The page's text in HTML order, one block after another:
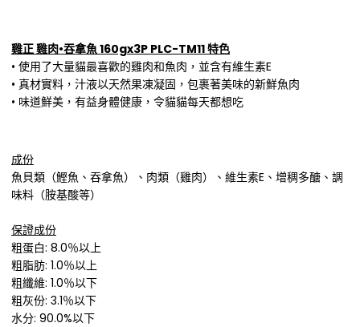
雞正 雞肉•吞拿魚 160gx3P PLC-TM11特色
• 使用了大量貓最喜歡的雞肉和魚肉，並含有維生素E
• 真材實料，汁液以天然果凍凝固，包裹著美味的新鮮魚肉
• 味道鮮美，有益身體健康，令貓貓每天都想吃
成份
魚貝類（鰹魚、吞拿魚）、肉類（雞肉）、維生素E、增稠多醣、調
味料（胺基酸等）
保證成份
粗蛋白: 8.0％以上
粗脂肪: 1.0％以上
粗纖維: 1.0％以下
粗灰份: 3.1％以下
水分: 90.0%以下